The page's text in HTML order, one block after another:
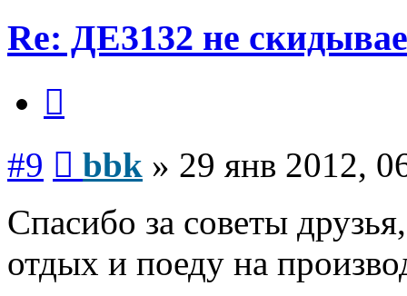
Re: ДЕ3132 не
#9 bbk » 29 янв 2012,
Спасибо за советы
отдых и поеду на